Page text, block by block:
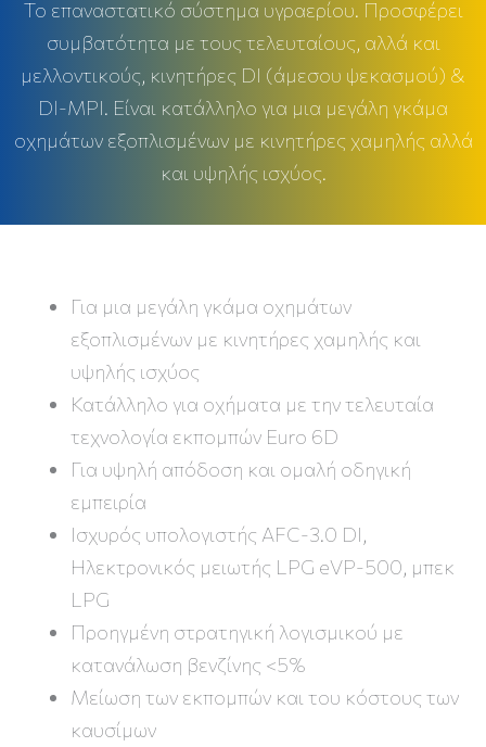
Το επαναστατικό σύστημα υγραερίου. Προσφέρει
συμβατότητα με τους τελευταίους, αλλά και
μελλοντικούς, κινητήρες DI (άμεσου ψεκασμού) &
Dl-MPI. Είναι κατάλληλο για μια μεγάλη γκάμα
οχημάτων εξοπλισμένων με κινητήρες χαμηλής αλλά
και υψηλής ισχύος.
Για μια μεγάλη γκάμα οχημάτων
εξοπλισμένων με κινητήρες χαμηλής και
υψηλής ισχύος
Κατάλληλο για οχήματα με την τελευταία
τεχνολογία εκπομπών Euro 6D
Για υψηλή απόδοση και ομαλή οδηγική
εμπειρία
Ισχυρός υπολογιστής AFC-3.0 DI,
Ηλεκτρονικός μειωτής LPG eVP-500, μπεκ
LPG
Προηγμένη στρατηγική λογισμικού με
κατανάλωση βενζίνης <5%
Μείωση των εκπομπών και του κόστους των
καυσίμων